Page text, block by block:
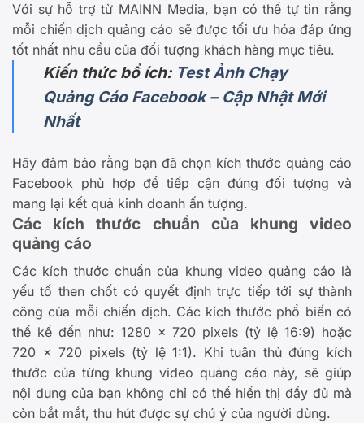
Với sự hỗ trợ từ MAINN Media, bạn có thể tự tin rằng
mỗi chiến dịch quảng cáo sẽ được tối ưu hóa đáp ứng
tốt nhất nhu cầu của đối tượng khách hàng mục tiêu.
Kiến thức bổ ích: Test Ảnh Chạy
Quảng Cáo Facebook – Cập Nhật Mới
Nhất
Hãy đảm bảo rằng bạn đã chọn kích thước quảng cáo
Facebook phù hợp để tiếp cận đúng đối tượng và
mang lại kết quả kinh doanh ấn tượng.
Các kích thước chuẩn của khung video
quảng cáo
Các kích thước chuẩn của khung video quảng cáo là
yếu tố then chốt có quyết định trực tiếp tới sự thành
công của mỗi chiến dịch. Các kích thước phổ biến có
thể kể đến như: 1280 x 720 pixels (tỷ lệ 16:9) hoặc
720 x 720 pixels (tỷ lệ 1:1). Khi tuân thủ đúng kích
thước của từng khung video quảng cáo này, sẽ giúp
nội dung của bạn không chỉ có thể hiển thị đầy đủ mà
còn bắt mắt, thu hút được sự chú ý của người dùng.